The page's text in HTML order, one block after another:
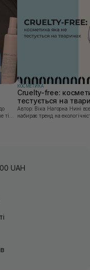
КОСМЕТИКА
Cruelty-free:
тестується на
Автор: Віка Нагорна Нині все більшої популярності
набирає тренд на
UAH